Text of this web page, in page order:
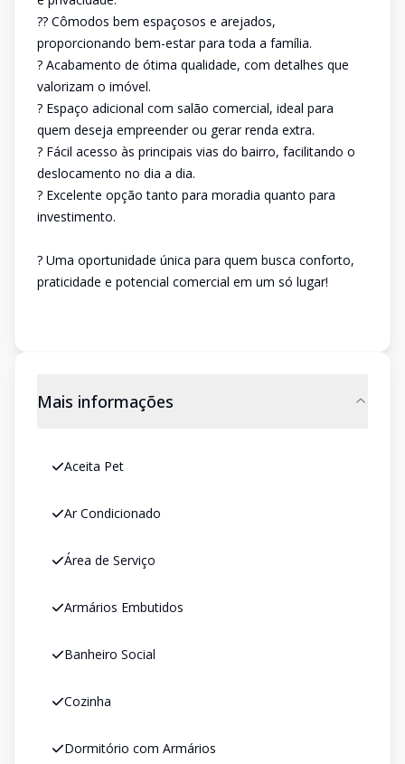
?? Cômodos bem espaçosos e arejados,
proporcionando bem-estar para toda a família.
? Acabamento de ótima qualidade, com detalhes que
valorizam o imóvel.
? Espaço adicional com salão comercial, ideal para
quem deseja empreender ou gerar renda extra.
? Fácil acesso às principais vias do bairro, facilitando o
deslocamento no dia a dia.
? Excelente opção tanto para moradia quanto para
investimento.
? Uma oportunidade única para quem busca conforto,
praticidade e potencial comercial em um só lugar!
Mais informações
Aceita Pet
Ar Condicionado
Área de Serviço
Armários Embutidos
Banheiro Social
Cozinha
Dormitório com Armários